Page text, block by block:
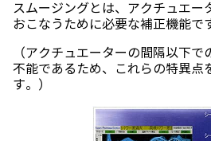
スムージングとは、アクチュエー
おこなうために必要な補正機能で
（アクチュエーターの間隔以下
不能であるため、これらの特異点
す。）